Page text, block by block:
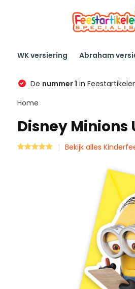
WK versiering Abraham
De nummer 1 in
Home
Disney
Bekijk alles